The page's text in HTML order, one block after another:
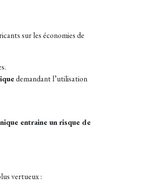
sur les économies de
demandant l’utilisation
entraine un risque de
vertueux :